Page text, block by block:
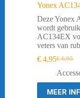
Yonex
Deze Yonex
wordt
AC134EX
veters van
€6,95
prijs
was:
€ 6,95.
€ 4,95Huidige
prijs
is:
€ 4,95.
MEER